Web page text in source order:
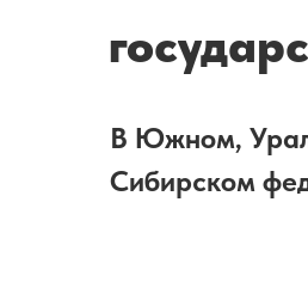
В Южном,
Сибирском